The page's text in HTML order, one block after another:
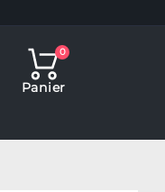
0
Panier